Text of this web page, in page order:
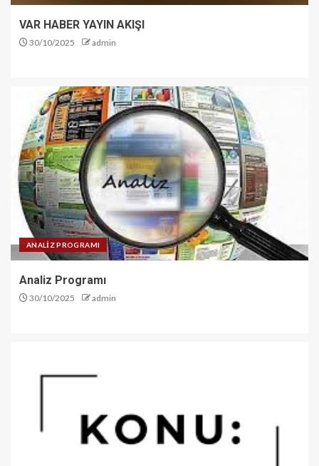
VAR HABER YAYIN AKIŞI
30/10/2025 admin
ANALİZ PROGRAMI
Analiz Programı
30/10/2025 admin